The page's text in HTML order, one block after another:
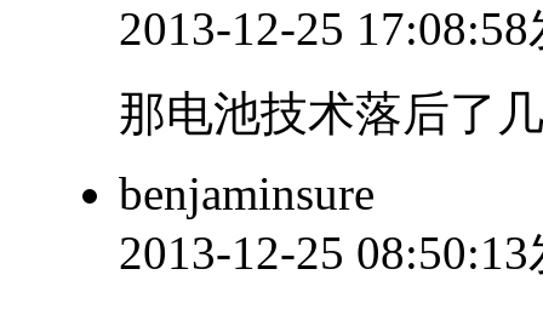
2013-12-25
那电池技术落后了
benjaminsure
2013-12-25